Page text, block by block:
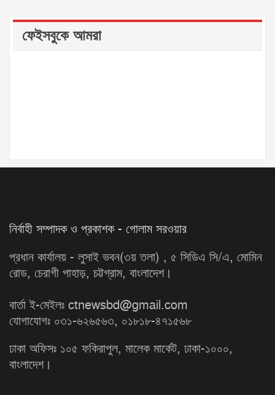
ফেইসবুকে আমরা
নির্বাহী সম্পাদক ও প্রকাশক - গোলাম সরওয়ার
প্রধান কার্যালয় - লুসাই ভবন(৩য় তলা) , ৫ সিডিএ সি/এ, মোমিন
রোড, চেরাগী পাহাড়, চট্টগ্রাম, বাংলাদেশ।
বার্তা ই-মেইলঃ ctnewsbd@gmail.com
যোগাযোগঃ ০৩১-৬২৬৫৬৩, ০১৮১৮-৪৭১৫৬৮
ঢাকা অফিসঃ ১০৫ ফকিরাপুল, মালেক মার্কেট, ঢাকা-১০০০,
বাংলাদেশ।